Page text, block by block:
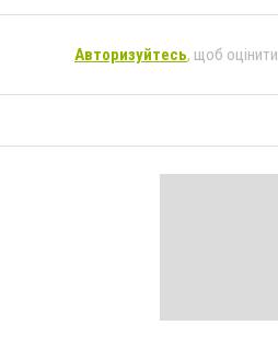
Авторизуйтесь, щоб оцінити